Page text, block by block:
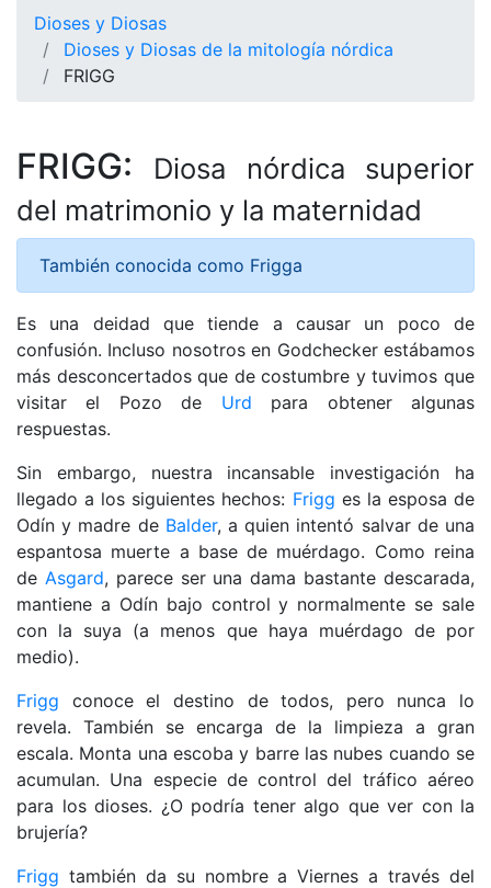
Dioses y Diosas
Dioses y Diosas de la mitología nórdica
FRIGG
FRIGG:
Diosa nórdica superior
del matrimonio y la maternidad
También conocida como Frigga
Es una deidad que tiende a causar un poco de
confusión. Incluso nosotros en Godchecker estábamos
más desconcertados que de costumbre y tuvimos que
visitar el Pozo de Urd para obtener algunas
respuestas.
Sin embargo, nuestra incansable investigación ha
llegado a los siguientes hechos: Frigg es la esposa de
Odín y madre de Balder, a quien intentó salvar de una
espantosa muerte a base de muérdago. Como reina
de Asgard, parece ser una dama bastante descarada,
mantiene a Odín bajo control y normalmente se sale
con la suya (a menos que haya muérdago de por
medio).
Frigg conoce el destino de todos, pero nunca lo
revela. También se encarga de la limpieza a gran
escala. Monta una escoba y barre las nubes cuando se
acumulan. Una especie de control del tráfico aéreo
para los dioses. ¿O podría tener algo que ver con la
brujería?
Frigg también da su nombre a Viernes a través del